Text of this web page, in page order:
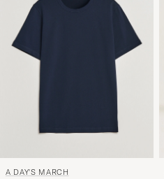
A DAY'S MARCH